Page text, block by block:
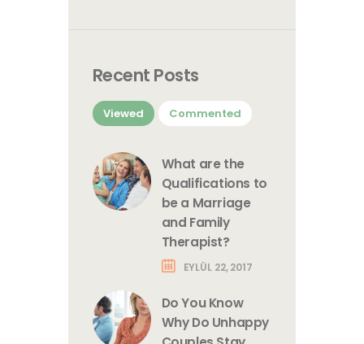
Recent Posts
Viewed Commented
What are the
Qualifications to
be a Marriage
and Family
Therapist?
EYLÜL 22, 2017
Do You Know
Why Do Unhappy